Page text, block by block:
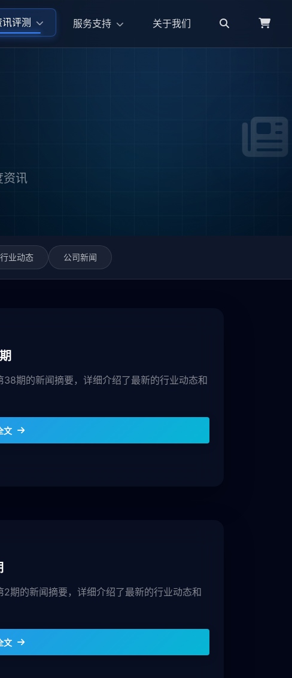
讯评测 服务支持 关于我们
资讯
行业动态 公司新闻
期的新闻摘要，详细介绍了最新的行业动态和
文
期的新闻摘要，详细介绍了最新的行业动态和
文